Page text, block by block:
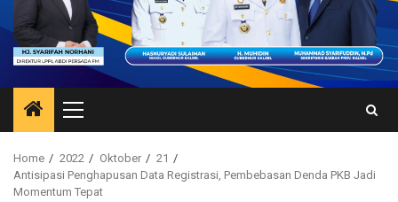
Primary
Menu
Home 2022 Oktober
21
Antisipasi Penghapusan Data Registrasi, Pembebasan Denda PKB Jadi
Momentum Tepat